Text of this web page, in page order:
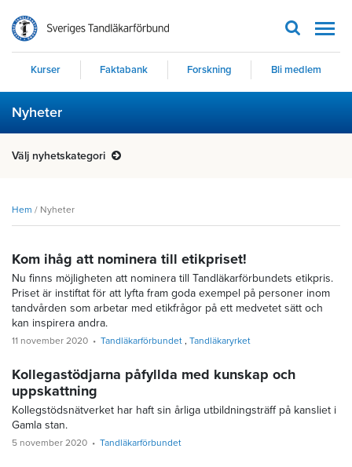
Kurser Faktabank Forskning Bli medlem
Nyheter
Välj nyhetskategori
Hem / Nyheter
Kom ihåg att nominera till etikpriset!
Nu finns möjligheten att nominera till Tandläkarförbundets etikpris.
Priset är instiftat för att lyfta fram goda exempel på personer inom
tandvården som arbetar med etikfrågor på ett medvetet sätt och
kan inspirera andra.
11 november 2020 Tandläkarförbundet Tandläkaryrket
Kollegastödjarna påfyllda med kunskap och
uppskattning
Kollegstödsnätverket har haft sin årliga utbildningsträff på kansliet i
Gamla stan.
5 november 2020 Tandläkarförbundet